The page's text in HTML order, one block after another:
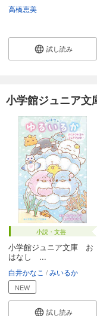
高橋恵美
試し読み
小学館ジュニア文
小説・文芸
小学館ジュニア文庫 お
はなし ...
白井かなこ みいるか
NEW
試し読み